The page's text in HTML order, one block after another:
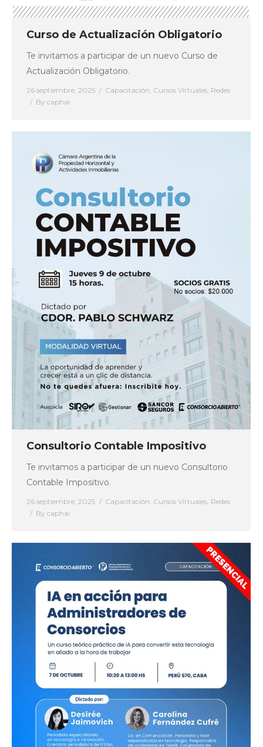
Curso de Actualización Obligatorio
Te invitamos a participar de un nuevo Curso de
Actualización Obligatorio.
26 septiembre, 2025 Capacitación Cursos Virtuales Redes
By caphai
Consultorio Contable Impositivo
Te invitamos a participar de un nuevo Consultorio
Contable Impositivo.
26 septiembre, 2025 Capacitación, Cursos Virtuales, Redes
By caphai